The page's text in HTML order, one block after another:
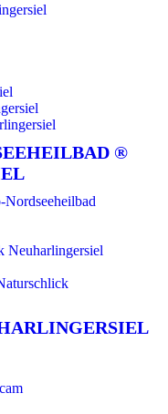
®
Nordseeheilbad
Neuharlingersiel